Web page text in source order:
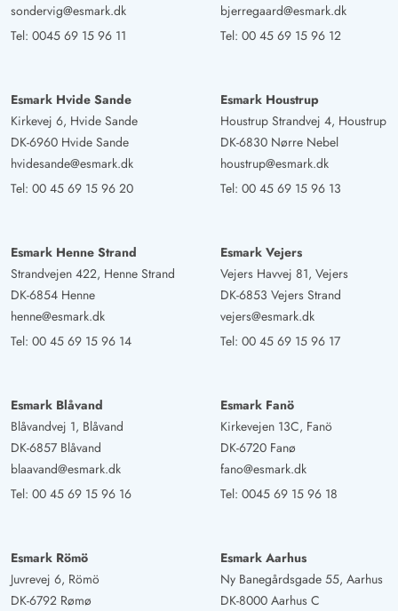
sondervig@esmark.dk
Tel: 0045 69 15 96 11
bjerregaard@esmark.dk
Tel: 00 45 69 15 96 12
Esmark Hvide Sande
Kirkevej 6, Hvide Sande
DK-6960 Hvide Sande
hvidesande@esmark.dk
Tel: 00 45 69 15 96 20
Esmark Houstrup
Houstrup Strandvej 4, Houstrup
DK-6830 Nørre Nebel
houstrup@esmark.dk
Tel: 00 45 69 15 96 13
Esmark Henne Strand
Strandvejen 422, Henne Strand
DK-6854 Henne
henne@esmark.dk
Tel: 00 45 69 15 96 14
Esmark Vejers
Vejers Havvej 81, Vejers
DK-6853 Vejers Strand
vejers@esmark.dk
Tel: 00 45 69 15 96 17
Esmark Blåvand
Blåvandvej 1, Blåvand
DK-6857 Blåvand
blaavand@esmark.dk
Tel: 00 45 69 15 96 16
Esmark Fanö
Kirkevejen 13C, Fanö
DK-6720 Fanø
fano@esmark.dk
Tel: 0045 69 15 96 18
Esmark Römö
Juvrevej 6, Römö
DK-6792 Rømø
Esmark Aarhus
Ny Banegårdsgade 55, Aarhus
DK-8000 Aarhus C